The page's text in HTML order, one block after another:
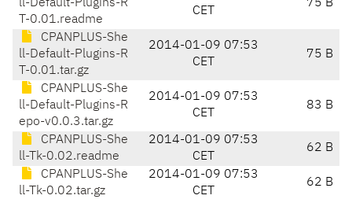
ll-Default-Plugins-R
T-0.01.readme
CET
75 B
CPANPLUS-She
ll-Default-Plugins-R
T-0.01.tar.gz
2014-01-09 07:53
CET
75 B
CPANPLUS-She
ll-Default-Plugins-R
epo-v0.0.3.tar.gz
2014-01-09 07:53
CET
83 B
CPANPLUS-She
ll-Tk-0.02.readme
2014-01-09 07:53
CET
62 B
CPANPLUS-She
ll-Tk-0.02.tar.gz
2014-01-09 07:53
CET
62 B